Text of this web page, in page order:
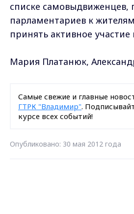
списке самовыдвиженцев,
парламентариев к
принять активное участие
Мария Платанюк,
Самые свежие и главные
ГТРК "Владимир".
курсе всех событий!
Опубликовано: 30 мая 2012 года